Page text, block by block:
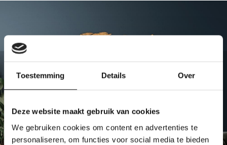
Toestemming Details Over
Deze website maakt gebruik van cookies
We gebruiken cookies om content en advertenties te
personaliseren, om functies voor social media te bieden
Een échte eye-catcher aan je muur
houten wereldkaart. Compleet met plaatsmarkers. De
prachtig detail. De wereldkaart is verkrijgbaar in 4 houtsoorten: